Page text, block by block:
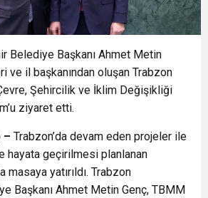
Belediye Başkanı Ahmet Metin
ve il başkanından oluşan Trabzon
Şehircilik ve İklim Değişikliği
ziyaret etti.
– Trabzon’da devam eden projeler ile
hayata geçirilmesi planlanan
masaya yatırıldı. Trabzon
Başkanı Ahmet Metin Genç, TBMM